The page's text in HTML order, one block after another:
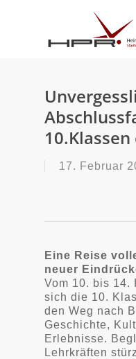
17. Februar
Eine Reise
neuer
Vom 10. bis 14.
sich die 10.
den Weg nach
Geschichte,
Erlebnisse.
Lehrkräften